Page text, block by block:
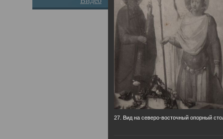
27. Вид на северо-восточный опорный